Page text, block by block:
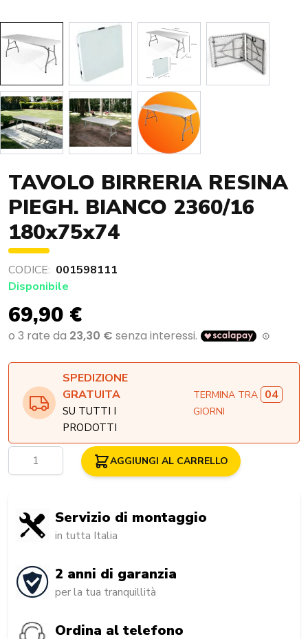
TAVOLO BIRRERIA RESINA
PIEGH. BIANCO 2360/16
180x75x74
CODICE: 001598111
Disponibile
69,90 €
SPEDIZIONE
GRATUITA
SU TUTTI I
PRODOTTI
TERMINA TRA 04
GIORNI
Quantità AGGIUNGI AL CARRELLO
Servizio di montaggio
in tutta Italia
2 anni di garanzia
per la tua tranquillità
Ordina al telefono